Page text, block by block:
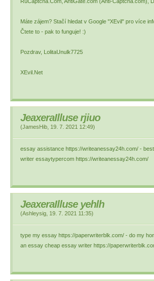
Máte zájem? Stačí hledat v Google "XEvil" pro více
Čtete to - pak to funguje! :)
Pozdrav, LolitaUnulk7725
XEvil.Net
JeaxeraIlluse rjiuo
(JamesHib 19. 7. 2021 12:49)
essay assistance https://writeanessay24h.com/ -
writer essaytypercom https://writeanessay24h.com/
JeaxeraIlluse yehlh
(Ashleysig 19. 7. 2021 11:35)
type my essay https://paperwriterblk.com/ - do my
an essay cheap essay writer https://